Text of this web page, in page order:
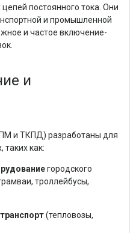
постоянного тока. Они
и промышленной
и частое включение-
и
и ТКПД) разработаны для
таких как:
городского
троллейбусы,
(тепловозы,